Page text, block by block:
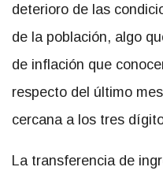
deterioro de las
de la población, algo
de inflación que
respecto del último
cercana a los tres
La transferencia de